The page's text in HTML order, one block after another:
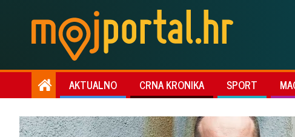
AKTUALNO CRNA KRONIKA SPORT